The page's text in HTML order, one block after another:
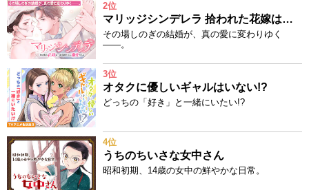
2位
マリッジシンデレラ 拾われた花嫁は一途な副社長に溺愛される
その場しのぎの結婚が、真の愛に変わりゆく
——。
3位
オタクに優しいギャルはいない!?
どっちの「好き」と一緒にいたい!?
4位
うちのちいさな女中さん
昭和初期、14歳の女中の鮮やかな日常。